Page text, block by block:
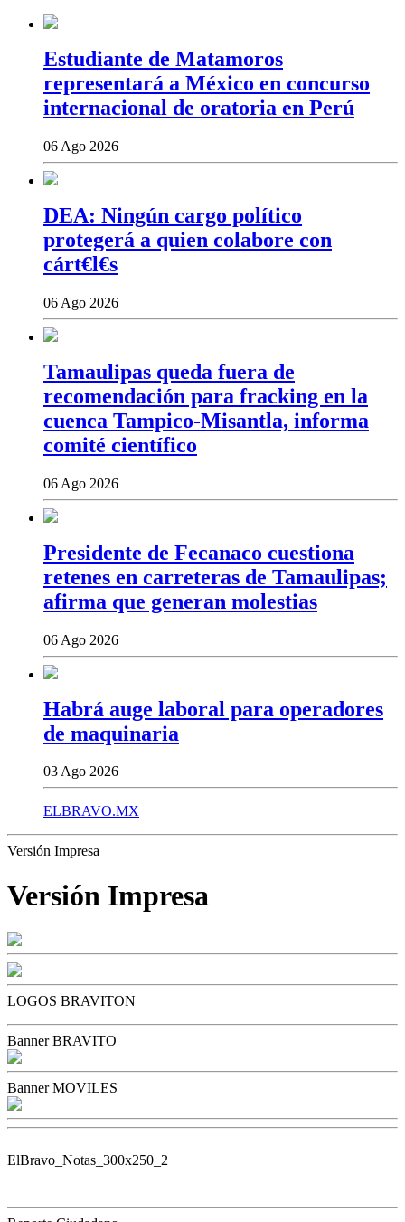
Estudiante de Matamoros
representará a México en concurso
internacional de oratoria en Perú
06 Ago 2026
DEA: Ningún cargo político
protegerá a quien colabore con
cárt€l€s
06 Ago 2026
Tamaulipas queda fuera de
recomendación para fracking en la
cuenca Tampico-Misantla, informa
comité científico
06 Ago 2026
Presidente de Fecanaco cuestiona
retenes en carreteras de Tamaulipas;
afirma que generan molestias
06 Ago 2026
Habrá auge laboral para operadores
de maquinaria
03 Ago 2026
ELBRAVO.MX
Versión Impresa
Versión Impresa
LOGOS BRAVITON
Banner BRAVITO
Banner MOVILES
ElBravo_Notas_300x250_2